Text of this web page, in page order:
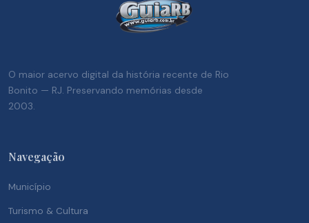
O maior acervo digital da história recente de Rio
Bonito — RJ. Preservando memórias desde
2003.
Navegação
Município
Turismo & Cultura